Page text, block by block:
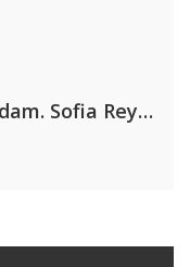
Kris Kross Amsterdam. Sofia Reyes & Tinie Tempah